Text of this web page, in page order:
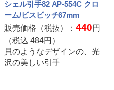
シェル引手82 AP-554C クロ
ーム/ビスピッチ67mm
販売価格（税抜）： 440円
（税込 484円）
貝のようなデザインの、光
沢の美しい引手